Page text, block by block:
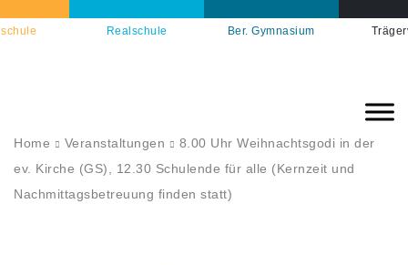
Realschule Ber. Gymnasium
Home Veranstaltungen
8.00 Uhr Weihnachtsgodi in der
ev. Kirche (GS), 12.30 Schulende für alle (Kernzeit und
Nachmittagsbetreuung finden statt)